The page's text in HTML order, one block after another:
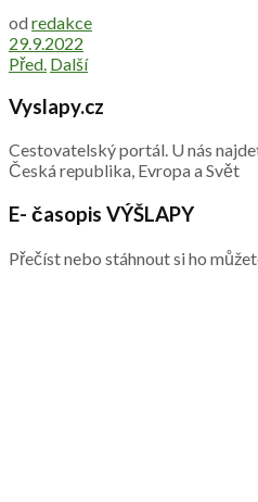
od redakce
29.9.2022
Před. Další
Vyslapy.cz
Cestovatelský portál. U nás
Česká republika, Evropa a Svět
E- časopis VÝŠLAPY
Přečíst nebo stáhnout si ho